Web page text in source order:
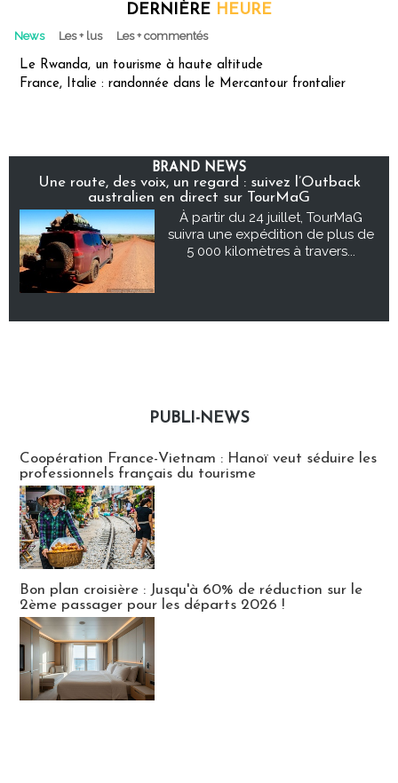
DERNIÈRE HEURE
News Les + lus Les + commentés
Le Rwanda, un tourisme à haute altitude
France, Italie : randonnée dans le Mercantour frontalier
BRAND NEWS
Une route, des voix, un regard : suivez l’Outback
australien en direct sur TourMaG
À partir du 24 juillet, TourMaG
suivra une expédition de plus de
5 000 kilomètres à travers...
PUBLI-NEWS
Coopération France-Vietnam : Hanoï veut séduire les
professionnels français du tourisme
Bon plan croisière : Jusqu'à 60% de réduction sur le
2ème passager pour les départs 2026 !